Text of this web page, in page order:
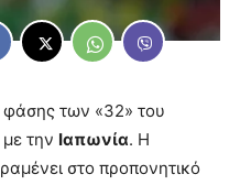
φάσης των «32» του
την Ιαπωνία. Η
στο προπονητικό